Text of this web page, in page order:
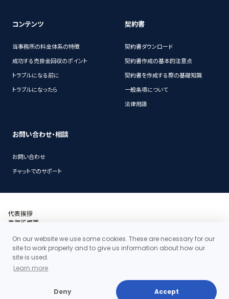
コンテンツ
当事務所の料金体系の特徴
成功する売掛金回収のポイント
トラブルになる前に
トラブルになったら
契約書
契約書ダウンロード
契約書作成の基本的注意点
契約書を作成する際の基礎知識
一般条項について
法律用語
お問い合わせ・相談
お問い合わせ
チャットでのサポート
代表挨拶
事務所概要
アクセス・地図
当事務所の料金体系の特徴
お問い合わせ
個人情報保護ポリシー
Copyright©2026 Clair Law Firm All rights reserved.
On our website we use some cookies. These are necessary for our
site to work properly and to give us information about how our
site is used.
Learn more
Deny Accept